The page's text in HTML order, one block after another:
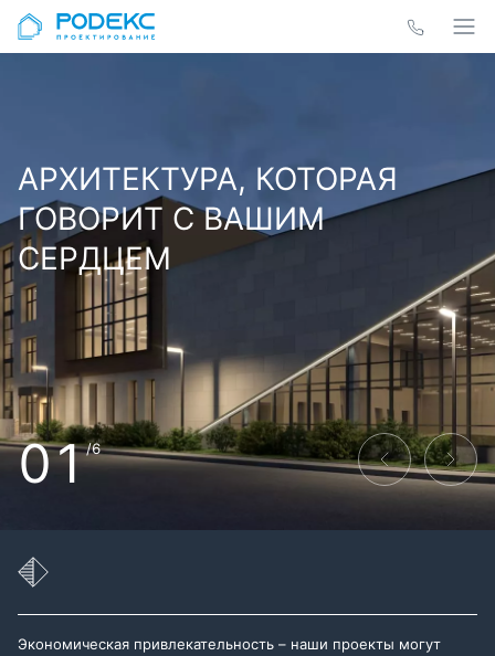
АРХИТЕКТУРА, КОТОРАЯ
ГОВОРИТ С ВАШИМ
СЕРДЦЕМ
01/6
Экономическая привлекательность – наши проекты могут